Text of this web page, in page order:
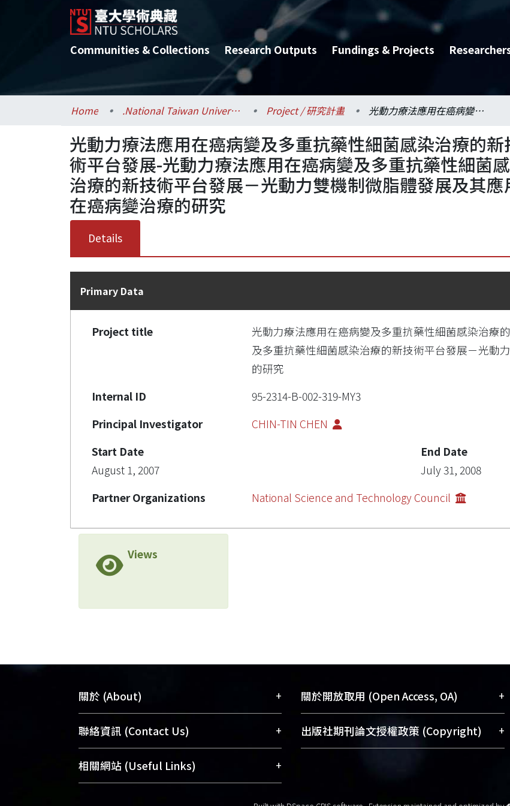
Communities & Collections Research Outputs Fundings & Projects
Home .National Taiwan University / 國立臺灣大學 Project / 研究計畫 光動力療法應用在癌病變及多重抗藥性細菌感染治療的新技術平台發展-光動力療法應用在癌病變及多重抗藥性細菌感染治療的新技術平台發展－光動力雙機制微脂體發展及其應用在癌病變治療的研究
光動力療法應用在癌病變及多重抗藥性細菌感染治療的新
術平台發展-光動力療法應用在癌病變及多重抗藥性細菌
治療的新技術平台發展－光動力雙機制微脂體發展及其應
在癌病變治療的研究
Details
Primary Data
Project title
光動力療法應用在癌病變及多重抗藥性細菌感染治療
及多重抗藥性細菌感染治療的新技術平台發展－光動
的研究
Internal ID
95-2314-B-002-319-MY3
Principal Investigator
CHIN-TIN CHEN
Start Date
August 1, 2007
End Date
July 31, 2008
Partner Organizations
National Science and Technology Council
Views
關於 (About) +
臺大位居世界頂尖大學之列，為永久珍藏
及向國際展現本校豐碩的研究成果及學術
能量，圖書館整合機構典藏（NTUR）與學
術庫（AH）不同功能平台，成為臺大學術
聯絡資訊 (Contact Us) +
總館學科館員(Main Library)
醫學圖書館學科館員(Medical Library)
相關網站 (Useful Links) +
關於開放取用 (Open Access, OA) +
開放取用是從使用者角度提升資訊取用性
的社會運動，應用在學術研究上是透過將
出版社期刊論文授權政策 (Copyright) +